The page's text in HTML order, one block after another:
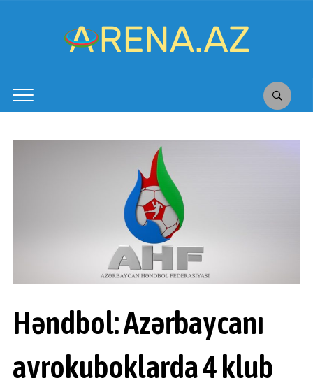
Həndbol: Azərbaycanı
avrokuboklarda 4 klub